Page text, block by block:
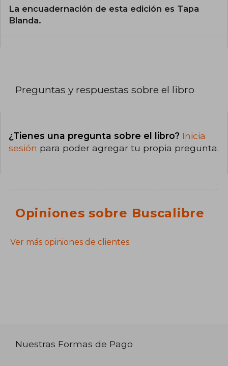
La encuadernación de esta edición es Tapa
Blanda.
Preguntas y respuestas sobre el libro
¿Tienes una pregunta sobre el libro? Inicia
sesión para poder agregar tu propia pregunta.
Opiniones sobre Buscalibre
Ver más opiniones de clientes
Nuestras Formas de Pago